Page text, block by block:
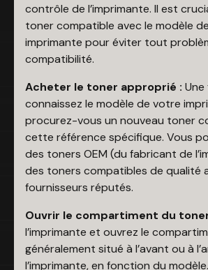
contrôle de l’imprimante. Il est
toner compatible avec le modèle
imprimante pour éviter tout
compatibilité.
Acheter le toner approprié :
connaissez le modèle de votre
procurez-vous un nouveau toner
cette référence spécifique. Vous
des toners OEM (du fabricant de
des toners compatibles de qualité
fournisseurs réputés.
Ouvrir le compartiment du
l’imprimante et ouvrez le
généralement situé à l’avant ou à
l’imprimante, en fonction du